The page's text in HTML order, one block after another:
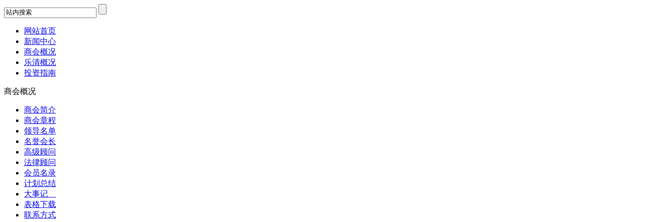
网站首页
新闻中心
商会概况
乐清概况
投资指南
商会概况
商会简介
商会章程
领导名单
名誉会长
高级顾问
法律顾问
会员名录
计划总结
大事记
表格下载
联系方式